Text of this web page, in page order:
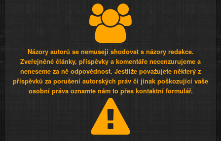
Názory autorů se nemusejí shodovat s názory redakce.
Zveřejněné články, příspěvky a komentáře necenzurujeme a
neneseme za ně odpovědnost. Jestliže považujete některý z
příspěvků za porušení autorských práv či jinak poškozující vaše
osobní práva oznamte nám to přes kontaktní formulář.